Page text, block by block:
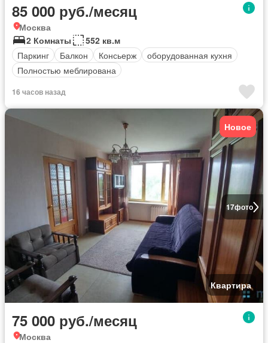
85 000 руб./месяц
Москва
2 Комнаты
552 кв.м
Паркинг
Балкон Консьерж
оборудованная кухня
Полностью меблирована
16 часов назад
17фото
Новое
Квартира
75 000 руб./месяц
Москва